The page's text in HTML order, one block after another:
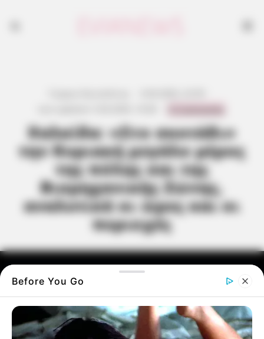
Χαλκίδα: «Στο σκοτάδι»
την Κυριακή μεγάλο μέρος
της πόλης και της
Βιομηχανικής Ζώνης,
αναλυτικά οι ώρες και οι
περιοχές
Before You Go